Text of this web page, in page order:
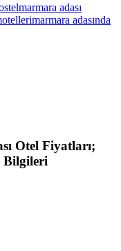
marmara adası
marmara adasında
Otel Fiyatları;
Bilgileri